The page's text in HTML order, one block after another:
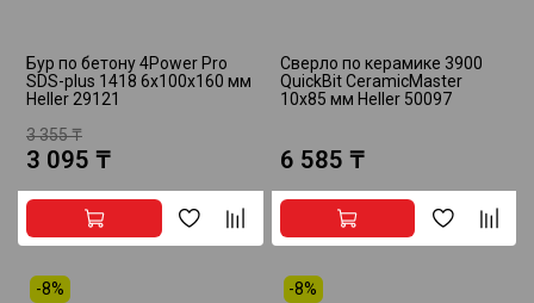
Бур по бетону 4Power Pro
SDS-plus 1418 6х100х160 мм
Heller 29121
3 355 ₸
3 095 ₸
Сверло по керамике 3900
QuickBit CeramicMaster
10x85 мм Heller 50097
6 585 ₸
-8% -8%